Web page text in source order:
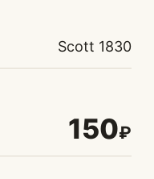
Scott 1830
150₽